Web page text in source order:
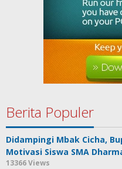
Berita Populer
Didampingi Mbak Cicha,
Motivasi Siswa SMA
13366 Views